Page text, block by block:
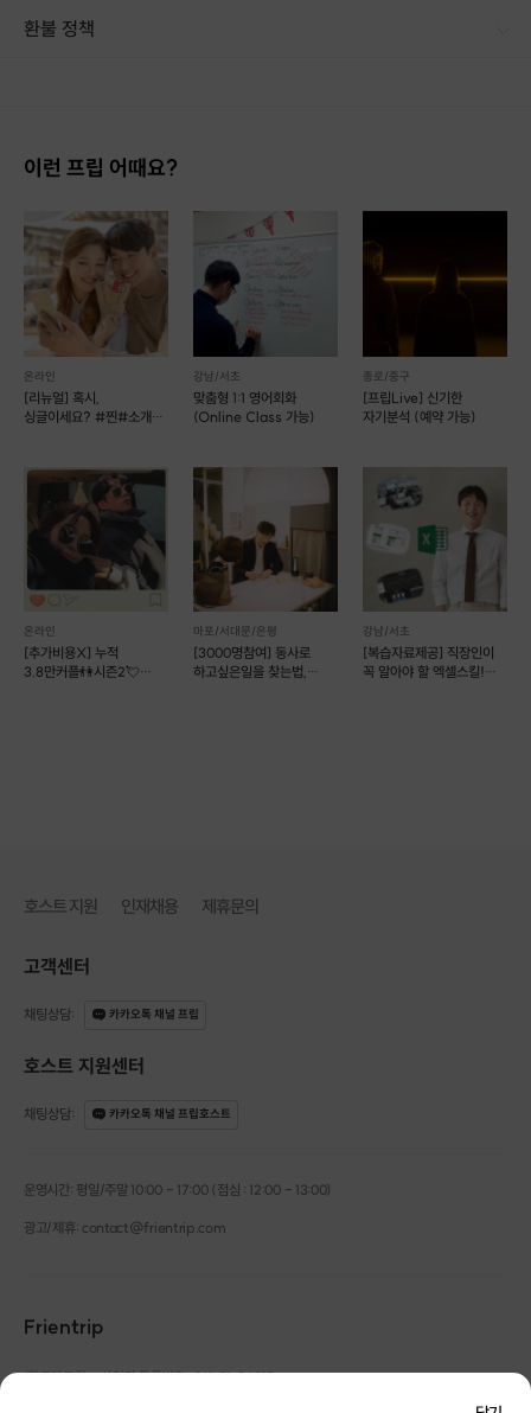
자격증X, 인턴X, 공모전X
무스펙 취준생에서 오로지 잘쓴 자소서와 면접으로 취직해
현재는 글로벌 스킨케어 기업의 8년차 마케터로 근무 중입니다.
[현직자가 좋아하는 자소서,면접태도 공개!]
현직자로서 팀 내 신입을 뽑을 때 직접 자소서를 셀렉하고 면접관으로 들어갑
면접관의 속마음을 모두 공개할게요!
충북대, 한양대, 단국대, 외대 등 다양한 대학교 친구들의 직무교육을 한 경험
환불 정책
이런 프립 어때요?
온라인
[리뉴얼] 혹시,
싱글이세요? #찐#소개팅
강남/서초
맞춤형 1:1 영어회화
(Online Class 가능)
종로/중구
[프립Live] 신기한
자기분석 (예약 가능)
온라인
[추가비용X] 누적
3.8만커플👫시즌2💘
마포/서대문/은평
[3000명참여] 동사로
하고싶은일을 찾는법,
강남/서초
[복습자료제공] 직장인이
꼭 알아야 할 엑셀스킬!
호스트 지원 인재채용 제휴문의
고객센터
채팅상담: 카카오톡 채널 프립
호스트 지원센터
채팅상담: 카카오톡 채널 프립호스트
운영시간: 평일/주말 10:00 - 17:00 (점심 : 12:00 - 13:00)
광고/제휴: contact@frientrip.com
Frientrip
㈜프렌트립 | 사업자 등록번호 : 261-81-04385